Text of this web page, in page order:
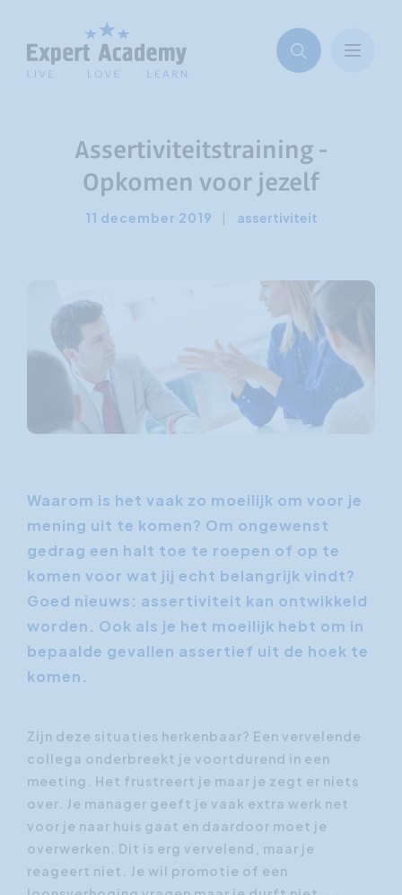
Assertiviteitstraining -
Opkomen voor jezelf
11 december 2019 | assertiviteit
Waarom is het vaak zo moeilijk om voor je
mening uit te komen? Om ongewenst
gedrag een halt toe te roepen of op te
komen voor wat jij echt belangrijk vindt?
Goed nieuws: assertiviteit kan ontwikkeld
worden. Ook als je het moeilijk hebt om in
bepaalde gevallen assertief uit de hoek te
komen.
Zijn deze situaties herkenbaar? Een vervelende
collega onderbreekt je voortdurend in een
meeting. Het frustreert je maar je zegt er niets
over. Je manager geeft je vaak extra werk net
voor je naar huis gaat en daardoor moet je
overwerken. Dit is erg vervelend, maar je
reageert niet. Je wil promotie of een